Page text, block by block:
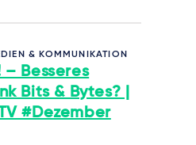
& KOMMUNIKATION
Besseres
Bits & Bytes? |
#Dezember